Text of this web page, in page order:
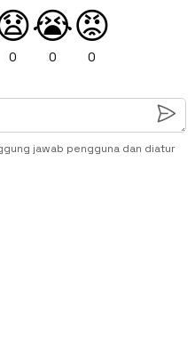
0
😭
0
😡
0
jawab pengguna dan diatur